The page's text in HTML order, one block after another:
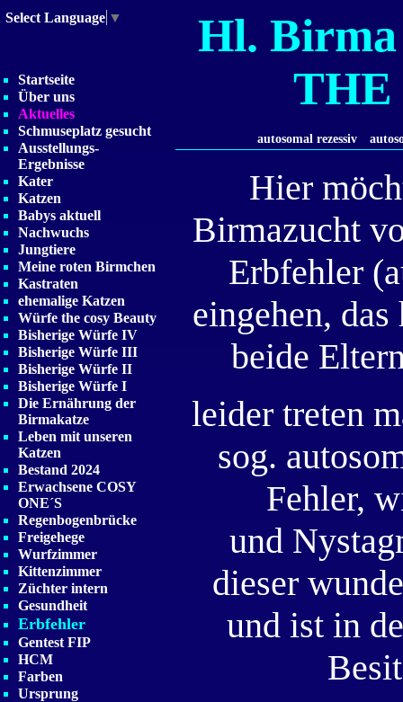
Startseite
Über uns
Aktuelles
Schmuseplatz gesucht
Ausstellungs-
Ergebnisse
Kater
Katzen
Babys aktuell
Nachwuchs
Jungtiere
Meine roten Birmchen
Kastraten
ehemalige Katzen
Würfe the cosy Beauty
Bisherige Würfe IV
Bisherige Würfe III
Bisherige Würfe II
Bisherige Würfe I
Die Ernährung der
Birmakatze
Leben mit unseren
Katzen
Bestand 2024
Erwachsene COSY
ONE´S
Regenbogenbrücke
Freigehege
Wurfzimmer
Kittenzimmer
Züchter intern
Gesundheit
Erbfehler
Gentest FIP
HCM
Farben
Ursprung
Hl.
THE
Select Language ▼
autosomal rezessiv
Hier
Birmazucht
Erbfehler
eingehen,
beide
leider treten
sog.
Fehler,
und
dieser
und ist in